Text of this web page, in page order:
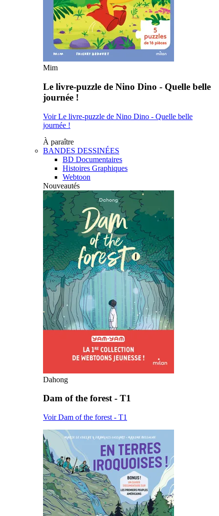
Mim
Le livre-puzzle de Nino Dino - Quelle belle
journée !
Voir Le livre-puzzle de Nino Dino - Quelle belle
journée !
À paraître
BANDES DESSINÉES
BD Documentaires
Histoires Graphiques
Webtoon
Nouveautés
Dahong
Dam of the forest - T1
Voir Dam of the forest - T1